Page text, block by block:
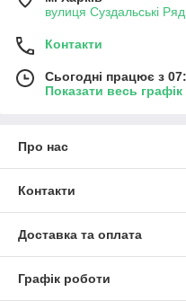
вулиця Суздальські
Контакти
Сьогодні працює з
Показати весь
Про нас
Контакти
Доставка та оплата
Графік роботи